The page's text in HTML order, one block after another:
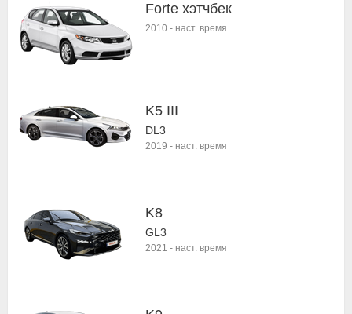
Forte хэтчбек
2010 - наст. время
K5 III
DL3
2019 - наст. время
K8
GL3
2021 - наст. время